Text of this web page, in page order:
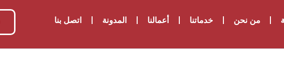
من نحن خدماتنا أعمالنا المدونة اتصل بنا